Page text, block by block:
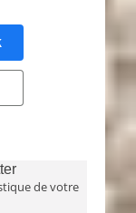
de votre